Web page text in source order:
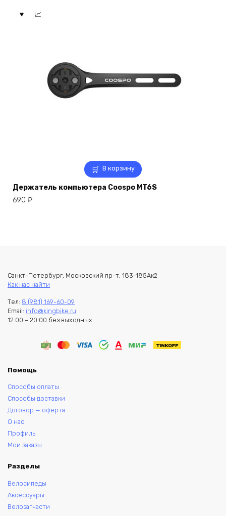
В корзину
Держатель компьютера Coospo MT6S
690 ₽
Санкт-Петербург, Московский пр-т, 183-185Ак2
Как нас найти
Тел: 8 (981) 169-60-09
Email: info@kingbike.ru
12.00 – 20.00 без выходных
Помощь
Способы оплаты
Способы доставки
Договор — оферта
О нас
Профиль
Мои заказы
Разделы
Велосипеды
Аксессуары
Велозапчасти